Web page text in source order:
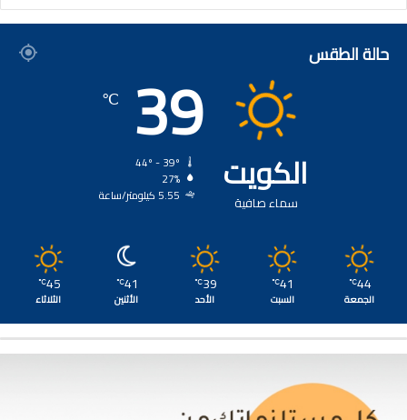
حالة الطقس
الكويت
سماء صافية
39
℃
27%
5.55 كيلومتر/ساعة
44
℃
الجمعة
41
℃
السبت
39
℃
الأحد
41
℃
الأثنين
45
℃
الثلاثاء